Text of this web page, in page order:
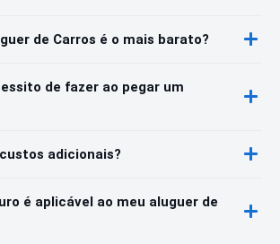
de Carros é o mais barato?
de fazer ao pegar um
adicionais?
é aplicável ao meu aluguer de